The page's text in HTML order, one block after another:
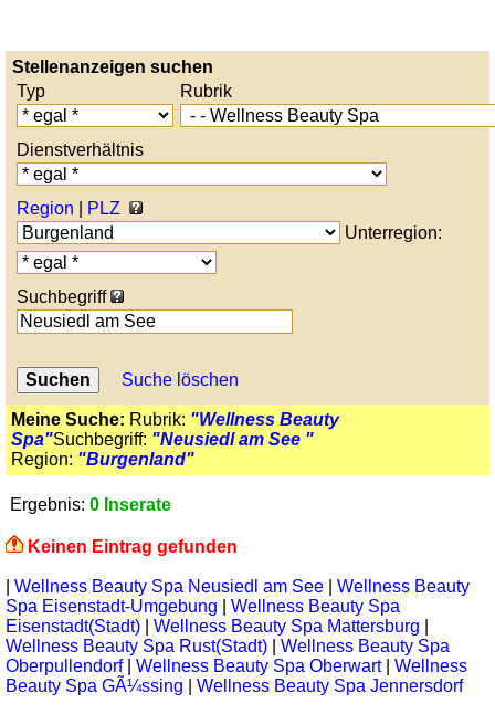
Stellenanzeigen suchen
Typ
Rubrik
Dienstverhältnis
Region
PLZ
Unterregion:
Suchbegriff
Suche löschen
Meine Suche: Rubrik: "Wellness Beauty
Spa"Suchbegriff: "Neusiedl am See "
Region: "Burgenland"
Ergebnis: 0 Inserate
Keinen Eintrag gefunden
Wellness Beauty Spa Neusiedl am See
Wellness Beauty
Spa Eisenstadt-Umgebung
Wellness Beauty Spa
Eisenstadt(Stadt)
Wellness Beauty Spa Mattersburg
Wellness Beauty Spa Rust(Stadt)
Wellness Beauty Spa
Oberpullendorf| Wellness Beauty Spa Oberwart| Wellness
Beauty Spa GÃ¼ssing
Wellness Beauty Spa Jennersdorf